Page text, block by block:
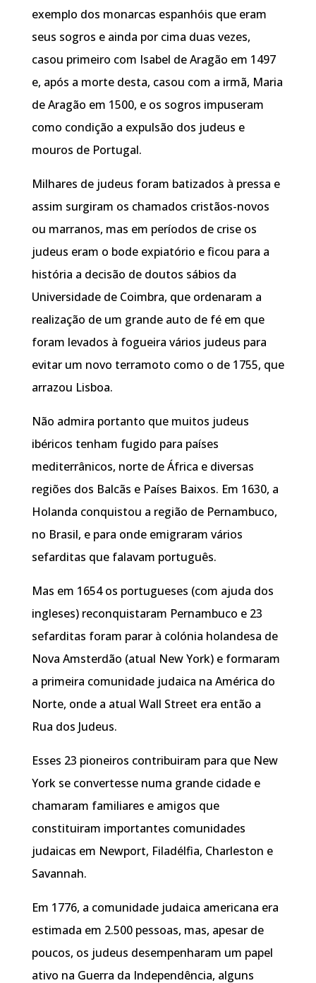
exemplo dos monarcas espanhóis que eram
seus sogros e ainda por cima duas vezes,
casou primeiro com Isabel de Aragão em 1497
e, após a morte desta, casou com a irmã, Maria
de Aragão em 1500, e os sogros impuseram
como condição a expulsão dos judeus e
mouros de Portugal.
Milhares de judeus foram batizados à pressa e
assim surgiram os chamados cristãos-novos
ou marranos, mas em períodos de crise os
judeus eram o bode expiatório e ficou para a
história a decisão de doutos sábios da
Universidade de Coimbra, que ordenaram a
realização de um grande auto de fé em que
foram levados à fogueira vários judeus para
evitar um novo terramoto como o de 1755, que
arrazou Lisboa.
Não admira portanto que muitos judeus
ibéricos tenham fugido para países
mediterrânicos, norte de África e diversas
regiões dos Balcãs e Países Baixos. Em 1630, a
Holanda conquistou a região de Pernambuco,
no Brasil, e para onde emigraram vários
sefarditas que falavam português.
Mas em 1654 os portugueses (com ajuda dos
ingleses) reconquistaram Pernambuco e 23
sefarditas foram parar à colónia holandesa de
Nova Amsterdão (atual New York) e formaram
a primeira comunidade judaica na América do
Norte, onde a atual Wall Street era então a
Rua dos Judeus.
Esses 23 pioneiros contribuiram para que New
York se convertesse numa grande cidade e
chamaram familiares e amigos que
constituiram importantes comunidades
judaicas em Newport, Filadélfia, Charleston e
Savannah.
Em 1776, a comunidade judaica americana era
estimada em 2.500 pessoas, mas, apesar de
poucos, os judeus desempenharam um papel
ativo na Guerra da Independência, alguns